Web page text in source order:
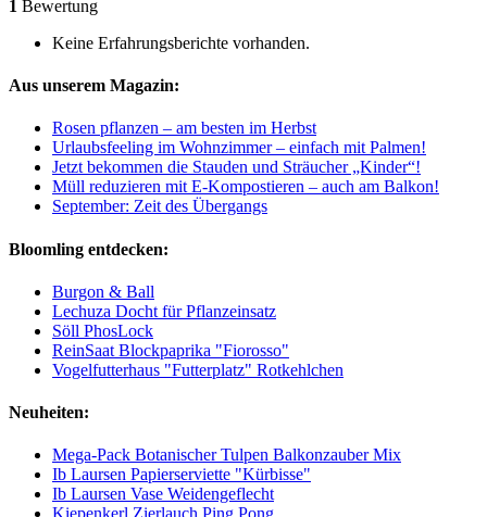
1 Bewertung
Keine Erfahrungsberichte vorhanden.
Aus unserem Magazin:
Rosen pflanzen – am besten im Herbst
Urlaubsfeeling im Wohnzimmer – einfach mit Palmen!
Jetzt bekommen die Stauden und Sträucher „Kinder“!
Müll reduzieren mit E-Kompostieren – auch am Balkon!
September: Zeit des Übergangs
Bloomling entdecken:
Burgon & Ball
Lechuza Docht für Pflanzeinsatz
Söll PhosLock
ReinSaat Blockpaprika "Fiorosso"
Vogelfutterhaus "Futterplatz" Rotkehlchen
Neuheiten:
Mega-Pack Botanischer Tulpen Balkonzauber Mix
Ib Laursen Papierserviette "Kürbisse"
Ib Laursen Vase Weidengeflecht